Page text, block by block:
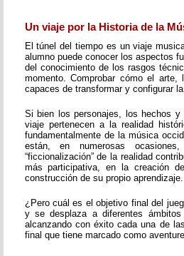
Un viaje por la Historia de la
El túnel del tiempo es un viaje
alumno puede conocer los aspectos
del conocimiento de los rasgos
momento. Comprobar cómo el
capaces de transformar y configurar
Si bien los personajes, los hechos
viaje pertenecen a la realidad
fundamentalmente de la música
están, en numerosas
“ficcionalización” de la realidad
más participativa, en la creación
construcción de su propio aprendizaje.
¿Pero cuál es el objetivo final del
y se desplaza a diferentes
alcanzando con éxito cada una de
final que tiene marcado como